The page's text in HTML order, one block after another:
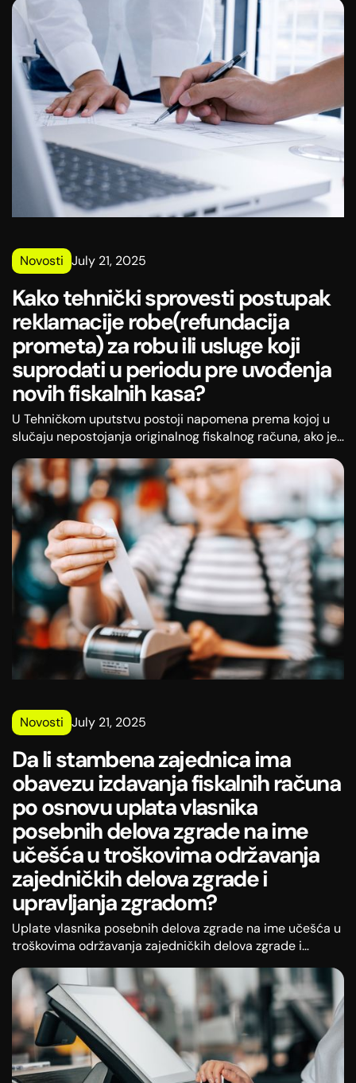
vršenja prometa dobara ili usluga.
Novosti July 21, 2025
Kako tehnički sprovesti postupak
reklamacije robe(refundacija
prometa) za robu ili usluge koji
suprodati u periodu pre uvođenja
novih fiskalnih kasa?
U Tehničkom uputstvu postoji napomena prema kojoj u
slučaju nepostojanja originalnog fiskalnog računa, ako je
uređaja), referentni broj se može odnositi na broj računa
pod kojim je promet knjigovodstveno zaveden, na primer
BI: 121 (BI je broj fiskalnog isečka).
Novosti July 21, 2025
Da li stambena zajednica ima
obavezu izdavanja fiskalnih računa
po osnovu uplata vlasnika
posebnih delova zgrade na ime
učešća u troškovima održavanja
zajedničkih delova zgrade i
upravljanja zgradom?
Uplate vlasnika posebnih delova zgrade na ime učešća u
troškovima održavanja zajedničkih delova zgrade i
ostvaren na tržištu i stambena zajednica nije obveznik
poreza na dobit po tom osnovu.